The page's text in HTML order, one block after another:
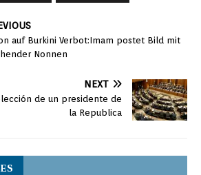
auf Burkini Verbot:Imam postet Bild mit
Nonnen
NEXT
de un presidente de
la Republica